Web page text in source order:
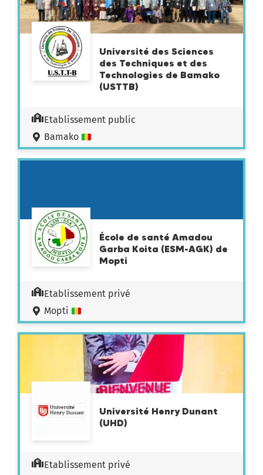
Université des Sciences
des Techniques et des
Technologies de Bamako
(USTTB)
Etablissement public
Bamako
École de santé Amadou
Garba Koita (ESM-AGK) de
Mopti
Etablissement privé
Mopti
Université Henry Dunant
(UHD)
Etablissement privé